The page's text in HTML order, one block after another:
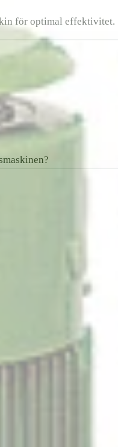
för optimal effektivitet.